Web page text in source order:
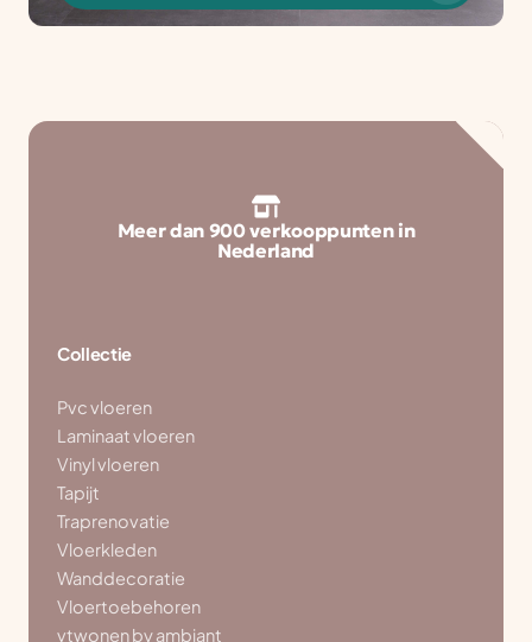
Meer dan 900 verkooppunten in
Nederland
Collectie
Pvc vloeren
Laminaat vloeren
Vinyl vloeren
Tapijt
Traprenovatie
Vloerkleden
Wanddecoratie
Vloertoebehoren
vtwonen by ambiant